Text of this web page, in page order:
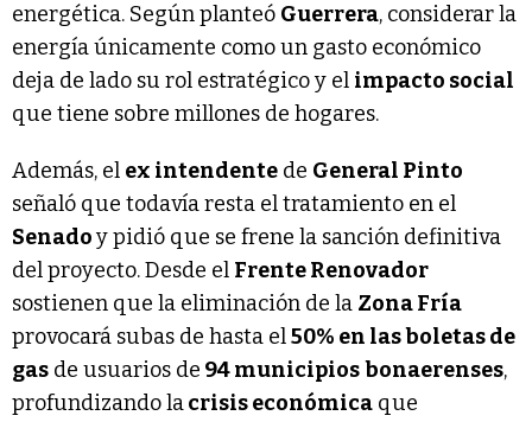
energética. Según planteó Guerrera, considerar la
energía únicamente como un gasto económico
deja de lado su rol estratégico y el impacto social
que tiene sobre millones de hogares.
Además, el ex intendente de General Pinto
señaló que todavía resta el tratamiento en el
Senadoy pidió que se frene la sanción definitiva
del proyecto. Desde el Frente Renovador
sostienen que la eliminación de la Zona Fría
provocará subas de hasta el50% en las boletas de
gas de usuarios de 94 municipiosbonaerenses,
profundizando lacrisis económica que